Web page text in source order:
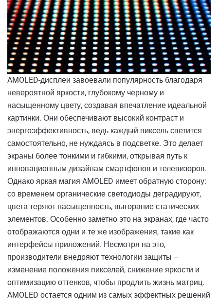
AMOLED-дисплеи завоевали популярность благодаря
невероятной яркости, глубокому черному и
насыщенному цвету, создавая впечатление идеальной
картинки. Они обеспечивают высокий контраст и
энергоэффективность, ведь каждый пиксель светится
самостоятельно, не нуждаясь в подсветке. Это делает
экраны более тонкими и гибкими, открывая путь к
инновационным дизайнам смартфонов и телевизоров.
Однако яркая магия AMOLED имеет обратную сторону:
со временем органические светодиоды деградируют,
цвета теряют насыщенность, выгорание статических
элементов. Особенно заметно это на экранах, где часто
отображаются одни и те же изображения, такие как
интерфейсы приложений. Несмотря на это,
производители внедряют технологии защиты –
изменение положения пикселей, снижение яркости и
оптимизацию оттенков, чтобы продлить жизнь матриц.
AMOLED остается одним из самых эффектных решений